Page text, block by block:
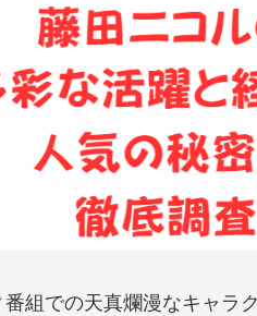
組での天真爛漫なキャラ